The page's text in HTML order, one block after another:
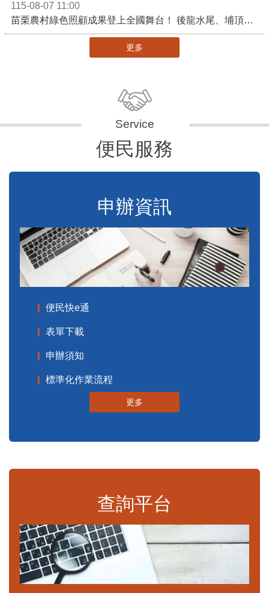
115-08-07 11:00
苗栗農村綠色照顧成果登上全國舞台！ 後龍水尾、埔頂社區前進2026高齡健康產業博覽會
更多
便民服務
申辦資訊
便民快e通
表單下載
申辦須知
標準化作業流程
更多
查詢平台